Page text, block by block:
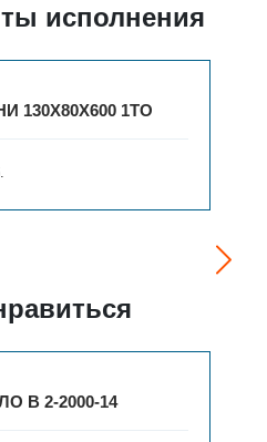
исполнения
130X80X600 1ТО
В 2-2000-14